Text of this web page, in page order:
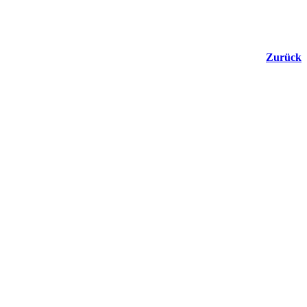
Zurück